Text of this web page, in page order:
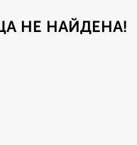
НЕ НАЙДЕНА!